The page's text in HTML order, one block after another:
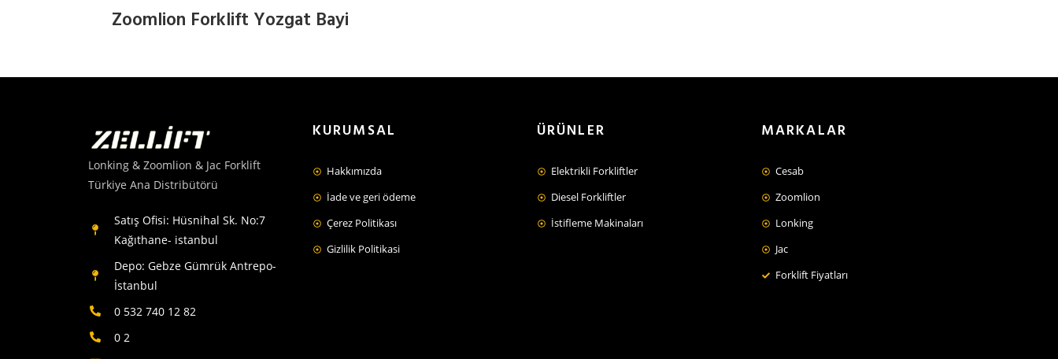
Zoomlion Forklift Yozgat Bayi
Lonking & Zoomlion & Jac Forklift
Türkiye Ana Distribütörü
Satış Ofisi: Hüsnihal Sk. No:7
Kağıthane- istanbul
Depo: Gebze Gümrük Antrepo-
İstanbul
0 532 740 12 82
0 2
KURUMSAL
Hakkımızda
İade ve geri ödeme
Çerez Politikası
Gizlilik Politikasi
ÜRÜNLER
Elektrikli Forkliftler
Diesel Forkliftler
İstifleme Makinaları
MARKALAR
Cesab
Zoomlion
Lonking
Jac
Forklift Fiyatları